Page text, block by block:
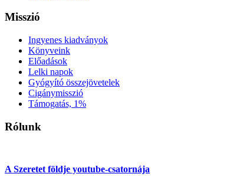
Misszió
Ingyenes kiadványok
Könyveink
Előadások
Lelki napok
Gyógyító összejövetelek
Cigánymisszió
Támogatás, 1%
Rólunk
A Szeretet földje youtube-csatornája